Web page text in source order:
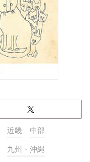
近畿 中部
九州・沖縄